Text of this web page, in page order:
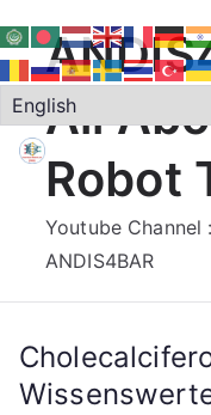
to
content
All
Robot
Youtube Channel
ANDIS4BAR